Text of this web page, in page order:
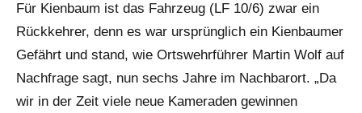
Für Kienbaum ist das Fahrzeug (LF 10/6) zwar ein
Rückkehrer, denn es war ursprünglich ein Kienbaumer
Gefährt und stand, wie Ortswehrführer Martin Wolf auf
Nachfrage sagt, nun sechs Jahre im Nachbarort. „Da
wir in der Zeit viele neue Kameraden gewinnen